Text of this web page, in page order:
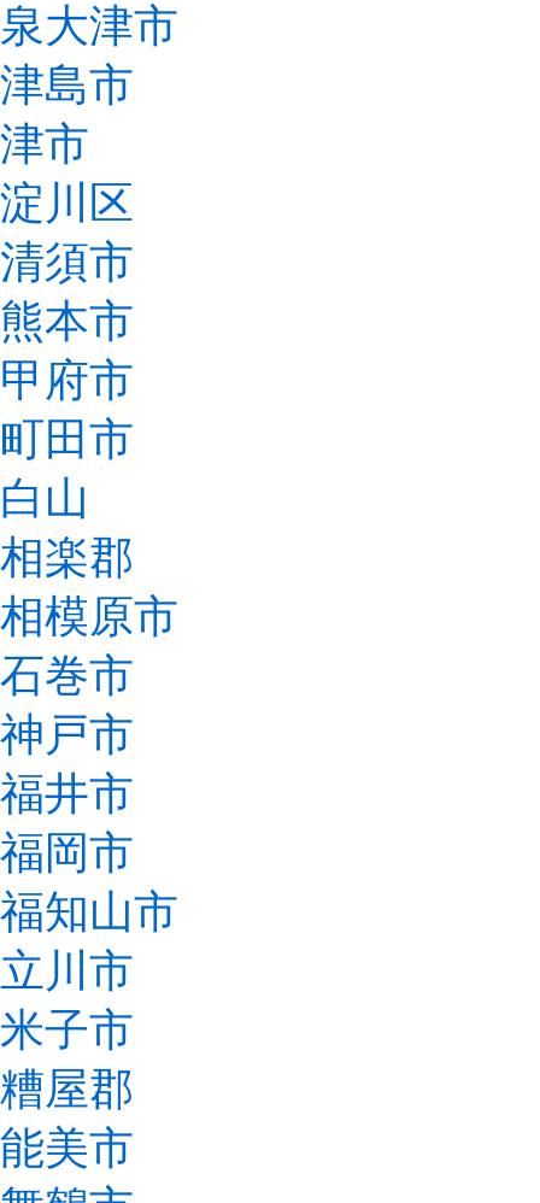
泉大津市
津島市
津市
淀川区
清須市
熊本市
甲府市
町田市
白山
相楽郡
相模原市
石巻市
神戸市
福井市
福岡市
福知山市
立川市
米子市
糟屋郡
能美市